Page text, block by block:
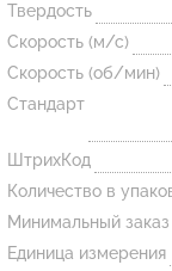
Муфель
Черпак
Шербер
Трубка
Стержень
Пробка
Подставка
Твердость
Скорость (м/с)
Скорость (об/мин)
Стандарт
ШтрихКод
Количество в
Минимальный заказ
Единица измерения